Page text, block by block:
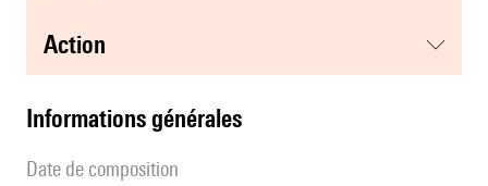
action
informations générales
date de composition